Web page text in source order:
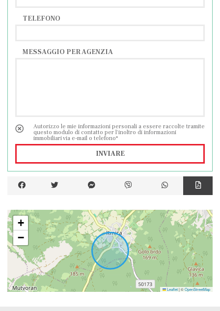
TELEFONO
MESSAGGIO PER AGENZIA
Autorizzo le mie informazioni personali a essere raccolte tramite
questo modulo di contatto per l'inoltro di informazioni
immobiliari via e-mail o telefono*
INVIARE
+
−
Leaflet|©OpenStreetMap